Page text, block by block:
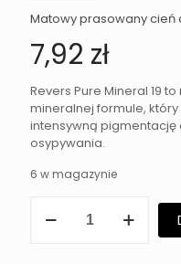
Matowy prasowany cień
7,92 zł
Revers Pure Mineral 19
mineralnej formule,
intensywną pigmentację
osypywania.
6 w magazynie
Matowy